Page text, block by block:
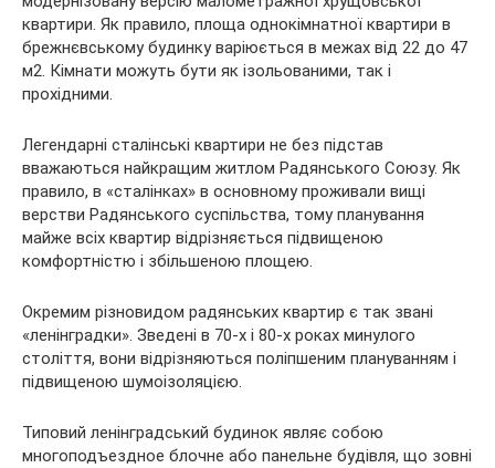
квартири. Як правило, площа однокімнатної квартири в
брежнєвському будинку варіюється в межах від 22 до 47
м2. Кімнати можуть бути як ізольованими, так і
прохідними.
Легендарні сталінські квартири не без підстав
вважаються найкращим житлом Радянського Союзу. Як
правило, в «сталінках» в основному проживали вищі
верстви Радянського суспільства, тому планування
майже всіх квартир відрізняється підвищеною
комфортністю і збільшеною площею.
Окремим різновидом радянських квартир є так звані
«ленінградки». Зведені в 70-х і 80-х роках минулого
століття, вони відрізняються поліпшеним плануванням і
підвищеною шумоізоляцією.
Типовий ленінградський будинок являє собою
многоподъездное блочне або панельне будівля, що зовні